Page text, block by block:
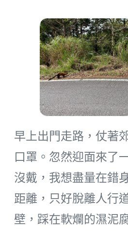
早上出門走路，仗著
口罩。忽然迎面來了
沒戴，我想盡量在錯
距離，只好脫離人行
壁，踩在軟爛的濕泥